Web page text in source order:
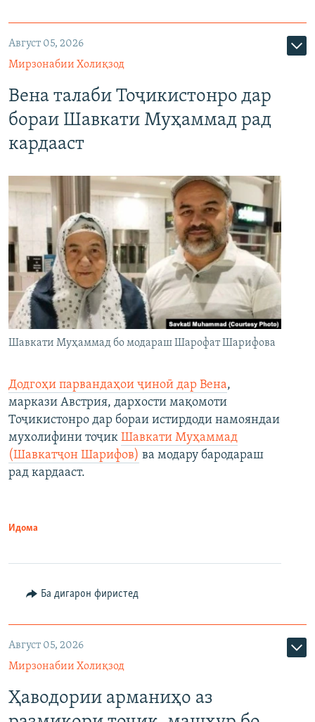
Август 05, 2026
Мирзонабии Холиқзод
Вена талаби Тоҷикистонро дар
бораи Шавкати Муҳаммад рад
кардааст
Шавкати Муҳаммад бо модараш Шарофат Шарифова
Додгоҳи парвандаҳои ҷиноӣ дар Вена,
маркази Австрия, дархости мақомоти
Тоҷикистонро дар бораи истирдоди намояндаи
мухолифини тоҷик Шавкати Муҳаммад
(Шавкатҷон Шарифов) ва модару бародараш
рад кардааст.
Идома
Ба дигарон фиристед
Август 05, 2026
Мирзонабии Холиқзод
Ҳаводории арманиҳо аз